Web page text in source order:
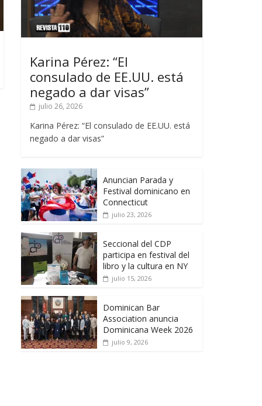
Karina Pérez: “El
consulado de EE.UU. está
negado a dar visas”
julio 26, 2026
Karina Pérez: “El consulado de EE.UU. está
negado a dar visas”
Anuncian Parada y
Festival dominicano en
Connecticut
julio 23, 2026
Seccional del CDP
participa en festival del
libro y la cultura en NY
julio 15, 2026
Dominican Bar
Association anuncia
Dominicana Week 2026
julio 9, 2026